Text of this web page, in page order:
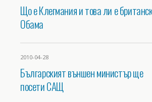
Що е Клегмания и това ли е
Обама
2010-04-28
Българският външен министър ще
посети САЩ